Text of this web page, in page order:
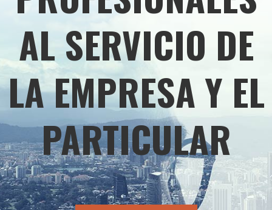
AL SERVICIO DE
LA EMPRESA Y EL
PARTICULAR